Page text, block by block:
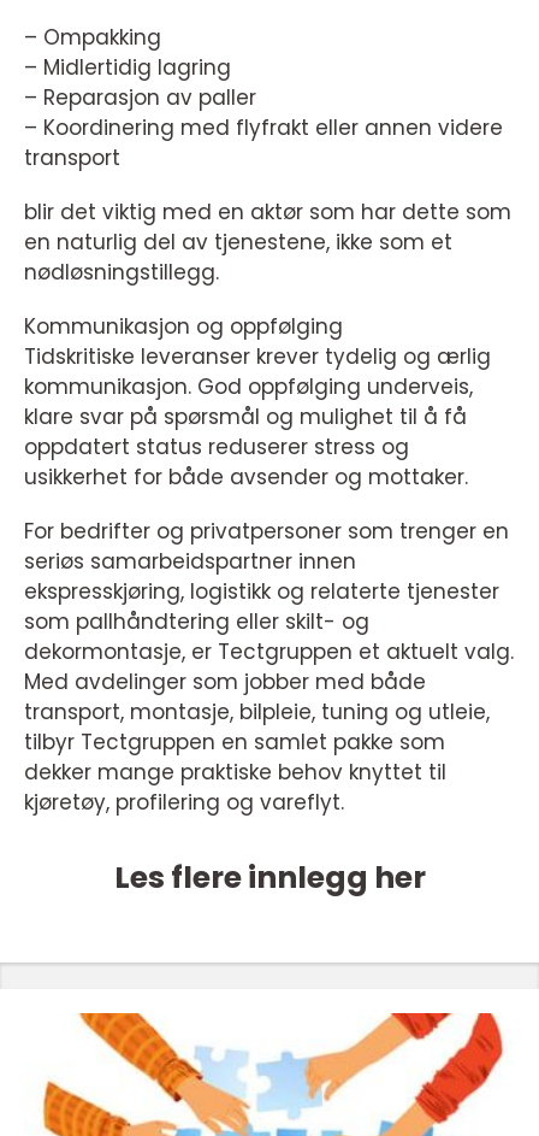
– Ompakking
– Midlertidig lagring
– Reparasjon av paller
– Koordinering med flyfrakt eller annen videre
transport
blir det viktig med en aktør som har dette som
en naturlig del av tjenestene, ikke som et
nødløsningstillegg.
Kommunikasjon og oppfølging
Tidskritiske leveranser krever tydelig og ærlig
kommunikasjon. God oppfølging underveis,
klare svar på spørsmål og mulighet til å få
oppdatert status reduserer stress og
usikkerhet for både avsender og mottaker.
For bedrifter og privatpersoner som trenger en
seriøs samarbeidspartner innen
ekspresskjøring, logistikk og relaterte tjenester
som pallhåndtering eller skilt- og
dekormontasje, er Tectgruppen et aktuelt valg.
Med avdelinger som jobber med både
transport, montasje, bilpleie, tuning og utleie,
tilbyr Tectgruppen en samlet pakke som
dekker mange praktiske behov knyttet til
kjøretøy, profilering og vareflyt.
Les flere innlegg her